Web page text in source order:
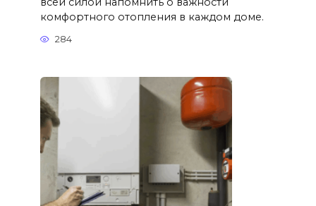
комфортного отопления в каждом доме.
284